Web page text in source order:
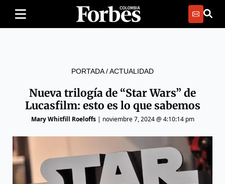
PORTADA/ACTUALIDAD
Nueva trilogía de “Star Wars” de
Lucasfilm: esto es lo que sabemos
Mary Whitfill Roeloffs| noviembre 7, 2024 @ 4:10:14 pm